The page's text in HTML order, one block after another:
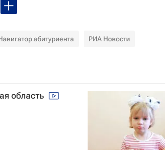
абитуриента РИА Новости
область